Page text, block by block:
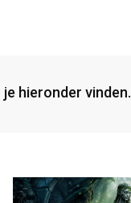
hieronder vinden.